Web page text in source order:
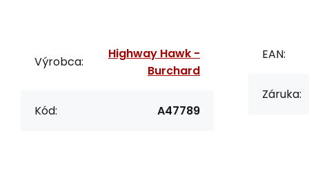
Výrobca:
Highway Hawk -
Burchard
Kód: A47789
EAN:
Záruka: